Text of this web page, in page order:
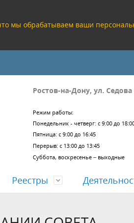
мы обрабатываем ваши
Ростов-на-Дону, ул.
Режим работы:
Понедельник - четверг: с 9:00 до
Пятница: с 9:00 до 16:45
Перерыв: с 13:00 до 13:45
Суббота, воскресенье – выходные
Учредительные документы
Согласование проектов
Реестры
ЕГРЗ
Отчеты о деятельности